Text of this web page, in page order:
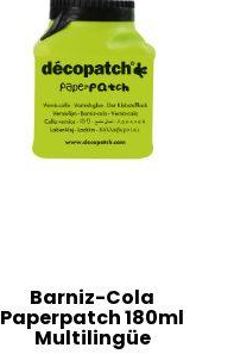
Barniz-Cola
Paperpatch 180ml
Multilingüe